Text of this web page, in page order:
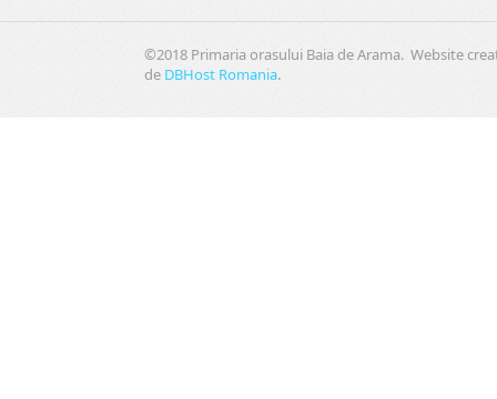
©2018 Primaria orasului Baia de Arama. Website
de DBHost Romania.